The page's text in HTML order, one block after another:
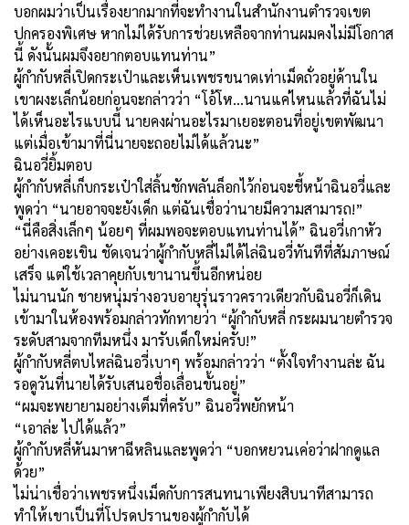
บอกผมว่าเป็นเรื่องยากมากที่จะทำงานในสำนักงานตำรวจเขต
ปกครองพิเศษ หากไม่ได้รับการช่วยเหลือจากท่านผมคงไม่มีโอกาส
นี้ ดังนั้นผมจึงอยากตอบแทนท่าน”
ผู้กำกับหลี่เปิดกระเป๋าและเห็นเพชรขนาดเท่าเม็ดถั่วอยู่ด้านใน
เขาผงะเล็กน้อยก่อนจะกล่าวว่า “โอ้โห...นานแค่ไหนแล้วที่ฉันไม่
ได้เห็นอะไรแบบนี้ นายคงผ่านอะไรมาเยอะตอนที่อยู่เขตพัฒนา
แต่เมื่อเข้ามาที่นี่นายจะถอยไม่ได้แล้วนะ”
ฉินอวี่ยิ้มตอบ
ผู้กำกับหลี่เก็บกระเป๋าใส่ลิ้นชักพลันล็อกไว้ก่อนจะชี้หน้าฉินอวี่และ
พูดว่า “นายอาจจะยังเด็ก แต่ฉันเชื่อว่านายมีความสามารถ!”
“นี่คือสิ่งเล็กๆ น้อยๆ ที่ผมพอจะตอบแทนท่านได้” ฉินอวี่เกาหัว
อย่างเคอะเขิน ชัดเจนว่าผู้กำกับหลี่ไม่ได้ไล่ฉินอวี่ทันทีที่สัมภาษณ์
เสร็จ แต่ใช้เวลาคุยกับเขานานขึ้นอีกหน่อย
ไม่นานนัก ชายหนุ่มร่างอวบอายุรุ่นราวคราวเดียวกับฉินอวี่ก็เดิน
เข้ามาในห้องพร้อมกล่าวทักทายว่า “ผู้กำกับหลี่ กระผมนายตำรวจ
ระดับสามจากทีมหนึ่ง มารับเด็กใหม่ครับ!”
ผู้กำกับหลี่ตบไหล่ฉินอวี่เบาๆ พร้อมกล่าวว่า “ตั้งใจทำงานล่ะ ฉัน
รอดูวันที่นายได้รับเสนอชื่อเลื่อนขั้นอยู่”
“ผมจะพยายามอย่างเต็มที่ครับ” ฉินอวี่พยักหน้า
“เอาล่ะ ไปได้แล้ว”
ผู้กำกับหลี่หันมาหาฉีหลินและพูดว่า “บอกหยวนเค่อว่าฝากดูแล
ด้วย”
ไม่น่าเชื่อว่าเพชรหนึ่งเม็ดกับการสนทนาเพียงสิบนาทีสามารถ
ทำให้เขาเป็นที่โปรดปรานของผู้กำกับได้